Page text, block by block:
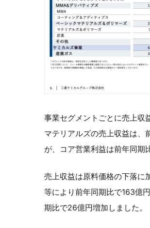
事業セグメントごとに売上収
マテリアルズの売上収益は、
が、コア営業利益は前年同期
売上収益は原料価格の下落に
等により前年同期比で163億
期比で26億円増加しました。